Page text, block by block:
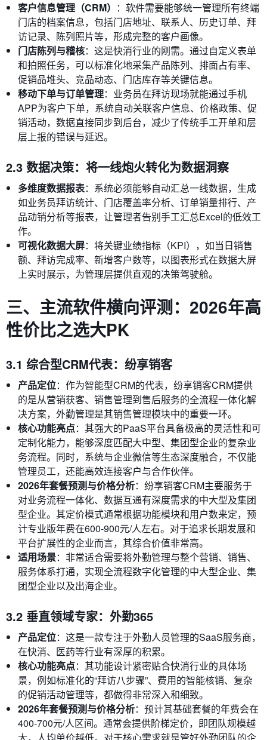
客户信息管理（CRM） ：软件需要能够统一管理所有终端
门店的档案信息，包括门店地址、联系人、历史订单、拜
访记录、陈列照片等，形成完整的客户画像。
门店陈列与稽核：这是快消行业的刚需。通过自定义表单
和拍照任务，可以标准化地采集产品陈列、排面占有率、
促销品堆头、竞品动态、门店库存等关键信息。
移动下单与订单管理：业务员在拜访现场就能通过手机
APP为客户下单，系统自动关联客户信息、价格政策、促
销活动，数据直接同步到后台，减少了传统手工开单和层
层上报的错误与延迟。
2.3 数据决策：将一线炮火转化为数据洞察
多维度数据报表：系统必须能够自动汇总一线数据，生成
如业务员拜访统计、门店覆盖率分析、订单销量排行、产
品动销分析等报表，让管理者告别手工汇总Excel的低效工
作。
可视化数据大屏：将关键业绩指标（KPI），如当日销售
额、拜访完成率、新增客户数等，以图表形式在数据大屏
上实时展示，为管理层提供直观的决策驾驶舱。
三、主流软件横向评测：2026年高
性价比之选大PK
3.1 综合型CRM代表：纷享销客
产品定位：作为智能型CRM的代表，纷享销客CRM提供
的是从营销获客、销售管理到售后服务的全流程一体化解
决方案，外勤管理是其销售管理模块中的重要一环。
核心功能亮点：其强大的PaaS平台具备极高的灵活性和可
定制化能力，能够深度匹配大中型、集团型企业的复杂业
务流程。同时，系统与企业微信等生态深度融合，不仅能
管理员工，还能高效连接客户与合作伙伴。
2026年套餐预测与价格分析：纷享销客CRM主要服务于
对业务流程一体化、数据互通有深度需求的中大型及集团
型企业。其定价模式通常根据功能模块和用户数来定，预
计专业版年费在600-900元/人左右。对于追求长期发展和
平台扩展性的企业而言，其综合价值非常高。
适用场景：非常适合需要将外勤管理与整个营销、销售、
服务体系打通，实现全流程数字化管理的中大型企业、集
团型企业以及出海企业。
3.2 垂直领域专家：外勤365
产品定位：这是一款专注于外勤人员管理的SaaS服务商，
在快消、医药等行业有深厚的积累。
核心功能亮点：其功能设计紧密贴合快消行业的具体场
景，例如标准化的“拜访八步骤”、费用的智能核销、复杂
的促销活动管理等，都做得非常深入和细致。
2026年套餐预测与价格分析：预计其基础套餐的年费会在
400-700元/人区间。通常会提供阶梯定价，即团队规模越